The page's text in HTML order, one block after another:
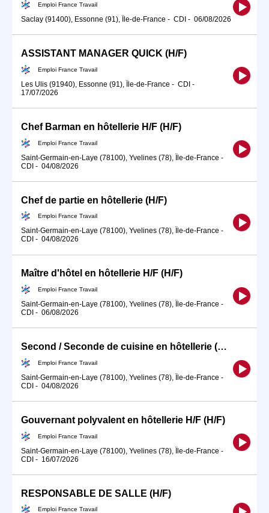
Emploi France Travail
Saclay (91400), Essonne (91), Île-de-France - CDI - 06/08/2026
ASSISTANT MANAGER QUICK (H/F)
Emploi France Travail
Les Ulis (91940), Essonne (91), Île-de-France - CDI -
17/07/2026
Chef Barman en hôtellerie H/F (H/F)
Emploi France Travail
Saint-Germain-en-Laye (78100), Yvelines (78), Île-de-France -
CDI - 04/08/2026
Chef de partie en hôtellerie (H/F)
Emploi France Travail
Saint-Germain-en-Laye (78100), Yvelines (78), Île-de-France -
CDI - 04/08/2026
Maître d'hôtel en hôtellerie H/F (H/F)
Emploi France Travail
Saint-Germain-en-Laye (78100), Yvelines (78), Île-de-France -
CDI - 06/08/2026
Second / Seconde de cuisine en hôtellerie (H/F)
Emploi France Travail
Saint-Germain-en-Laye (78100), Yvelines (78), Île-de-France -
CDI - 04/08/2026
Gouvernant polyvalent en hôtellerie H/F (H/F)
Emploi France Travail
Saint-Germain-en-Laye (78100), Yvelines (78), Île-de-France -
CDI - 16/07/2026
RESPONSABLE DE SALLE (H/F)
Emploi France Travail